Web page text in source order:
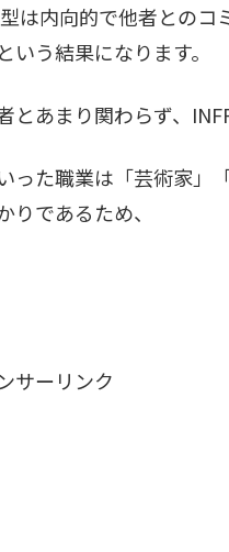
は内向的で他者との
いう結果になります。
者とあまり関わらず、
った職業は「芸術家」
りであるため、
サーリンク